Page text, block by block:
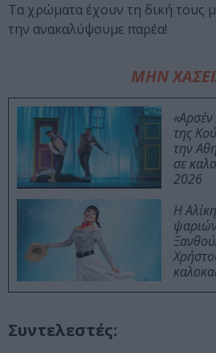
Τα χρώματα έχουν τη δική τους
την ανακαλύψουμε παρέα!
ΜΗΝ
της
την
σε
2026
Η
Συντελεστές: